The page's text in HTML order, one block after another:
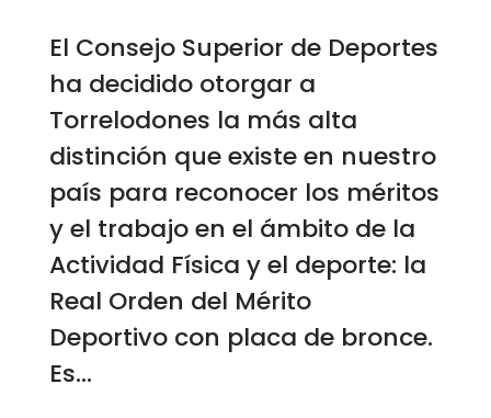
El Consejo Superior de Deportes
ha decidido otorgar a
Torrelodones la más alta
distinción que existe en nuestro
país para reconocer los méritos
y el trabajo en el ámbito de la
Actividad Física y el deporte: la
Real Orden del Mérito
Deportivo con placa de bronce.
Es...